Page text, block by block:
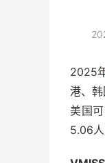
2025
港、
美国
5.06人